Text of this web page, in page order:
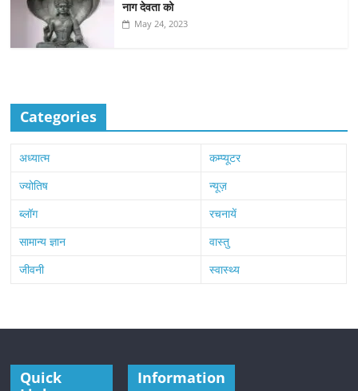
नाग देवता को
May 24, 2023
Categories
अध्यात्म
कम्प्यूटर
ज्योतिष
न्यूज़
ब्लॉग
रचनायें
सामान्य ज्ञान
वास्तु
जीवनी
स्वास्थ्य
Quick
Information